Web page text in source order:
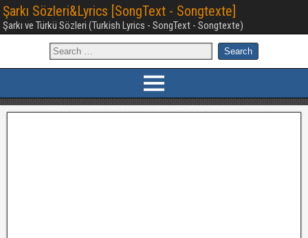
Şarkı Sözleri&Lyrics [SongText - Songtexte]
Şarkı ve Türkü Sözleri (Turkish Lyrics - SongText - Songtexte)